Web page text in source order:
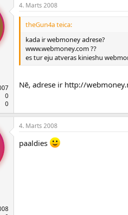
0
0
4. Marts 2008
theGun4a teica:
kada ir webmoney adrese?
www.webmoney.com ??
es tur eju atveras kinieshu
Nē, adrese ir http://
4. Marts 2008
paaldies